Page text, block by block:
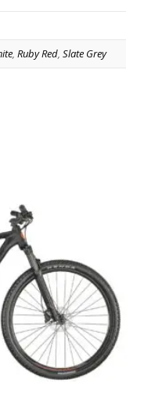
,Ruby Red,Slate Grey